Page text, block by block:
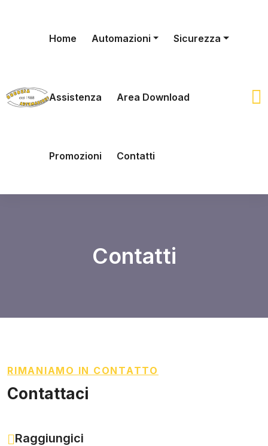
Home Automazioni Sicurezza
Assistenza Area Download
Promozioni Contatti
Contatti
RIMANIAMO IN CONTATTO
Contattaci
Raggiungici